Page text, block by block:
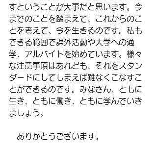
すということが大事だと思います。今
までのことを踏まえて、これからのこ
とを考えて、今を生きるのです。私も
できる範囲で課外活動や大学への通
学、アルバイトを始めています。様々
な注意事項はあれども、それをスタン
ダードにしてしまえば難なくこなすこ
とができるのです。みなさん、ともに
生き、ともに働き、ともに学んでいき
ましょう。
ありがとうございます。